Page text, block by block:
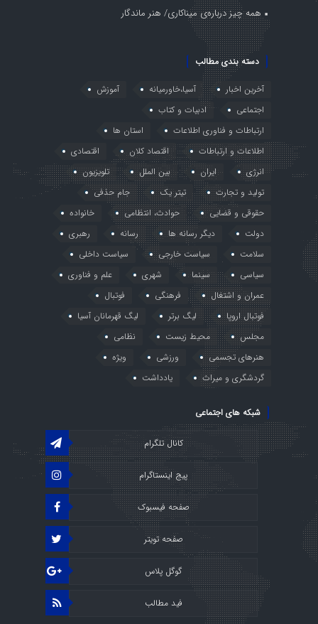
همه چیز درباره‌ی میناکاری/ هنر ماندگار
دسته بندی مطالب
آخرین اخبار آسیا،خاورمیانه
آموزش
اجتماعی
ادبیات و کتاب
ارتباطات و فناوری اطلاعات
استان ها
اطلاعات و ارتباطات
اقتصاد کلان
اقتصادی
انرژی
ایران بین الملل
تلویزیون
تولید و تجارت
تیتر یک
جام حذفی
حقوقی و قضایی
حوادث، انتظامی
خانواده
دولت
دیگر رسانه ها رسانه
رهبری
سلامت
سیاست خارجی
سیاست داخلی
سیاسی
سینما شهری
علم و فناوری
عمران و اشتغال
فرهنگی
فوتبال
فوتبال اروپا
لیگ برتر
لیگ قهرمانان آسیا
مجلس
محیط زیست
نظامی
هنرهای تجسمی
ورزشی
ویژه
گردشگری و میراث
یادداشت
شبکه های اجتماعی
کانال تلگرام
پیج اینستاگرام
صفحه فیسبوک
صفحه تویتر
گوگل پلاس
فید مطالب